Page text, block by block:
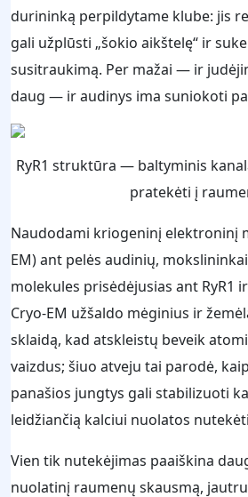
durininką perpildytame klube: jis
gali užplūsti „šokio aikštelę“ ir
susitraukimą. Per mažai — ir
daug — ir audinys ima suniokoti
RyR1 struktūra — baltyminis
pratekėti į
Naudodami kriogeninį elektroninį
EM) ant pelės audinių,
molekules prisėdėjusias ant RyR1
Cryo-EM užšaldo mėginius ir
sklaidą, kad atskleistų beveik
vaizdus; šiuo atveju tai parodė,
panašios jungtys gali stabilizuoti
leidžiančią kalciui nuolatos
Vien tik nutekėjimas paaiškina
nuolatinį raumenų skausmą,